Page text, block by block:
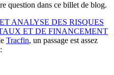
question dans ce billet de blog.
ANALYSE DES RISQUES
ET DE FINANCEMENT
Tracfin, un passage est assez